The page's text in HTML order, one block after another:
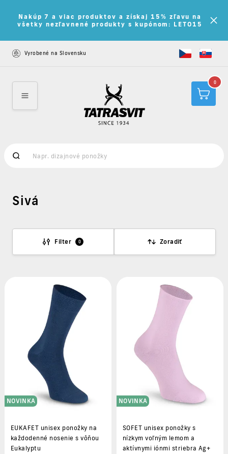
Nakúp 7 a viac produktov a získaj 15% zľavu na
všetky nezľavnené produkty s kupónom: LETO15
Vyrobené na Slovensku
0
Sivá
Filter 0 Zoradiť
NOVINKA
EUKAFET unisex ponožky na
každodenné nosenie s vôňou
Eukalyptu
NOVINKA
SOFET unisex ponožky s
nízkym voľným lemom a
aktívnymi iónmi striebra Ag+